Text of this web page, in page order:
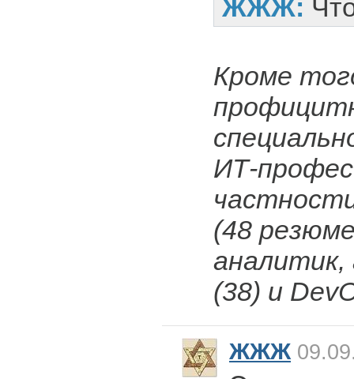
ЖЖЖ:
Кроме
ИТ-
(48
аналитик,
(38) и
ЖЖЖ